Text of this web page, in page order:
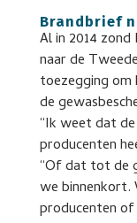
Brandbrief
Al in 2014
naar de
toezegging
de
“Ik weet dat
producenten
“Of dat tot de
we binnenkort.
producenten